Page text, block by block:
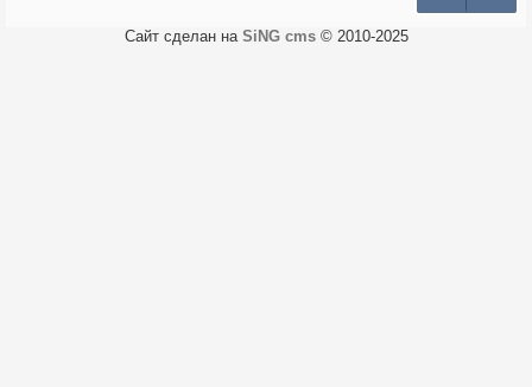
Сайт сделан на SiNG cms© 2010-2025